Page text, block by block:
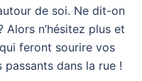
de soi. Ne dit-on
n’hésitez plus et
qui feront sourire vos
dans la rue !